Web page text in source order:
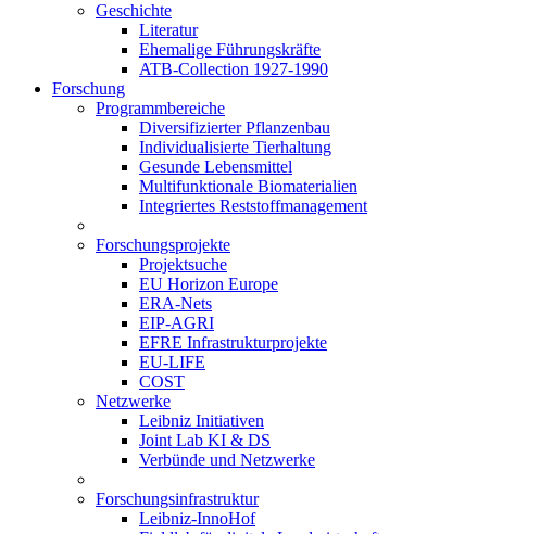
Geschichte
Literatur
Ehemalige Führungskräfte
ATB-Collection 1927-1990
Forschung
Programmbereiche
Diversifizierter Pflanzenbau
Individualisierte Tierhaltung
Gesunde Lebensmittel
Multifunktionale Biomaterialien
Integriertes Reststoffmanagement
Forschungsprojekte
Projektsuche
EU Horizon Europe
ERA-Nets
EIP-AGRI
EFRE Infrastrukturprojekte
EU-LIFE
COST
Netzwerke
Leibniz Initiativen
Joint Lab KI & DS
Verbünde und Netzwerke
Forschungsinfrastruktur
Leibniz-InnoHof